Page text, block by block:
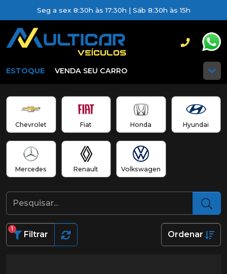
Seg a sex 8:30h às 17:30h | Sáb 8:30h às 15h
ESTOQUE VENDA SEU CARRO
Chevrolet Fiat Honda Hyundai
Mercedes Renault Volkswagen
Filtrar
1
Ordenar